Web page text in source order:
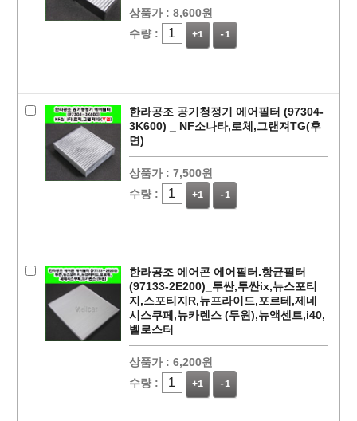
상품가 : 8,600원
수량 :
+1 -1
한라공조 공기청정기 에어필터 (97304-
3K600) _ NF소나타,로체,그랜져TG(후
면)
상품가 : 7,500원
수량 :
+1 -1
한라공조 에어콘 에어필터.항균필터
(97133-2E200)_투싼,투싼ix,뉴스포티
지,스포티지R,뉴프라이드,포르테,제네
시스쿠페,뉴카렌스 (두원),뉴액센트,i40,
벨로스터
상품가 : 6,200원
수량 :
+1 -1